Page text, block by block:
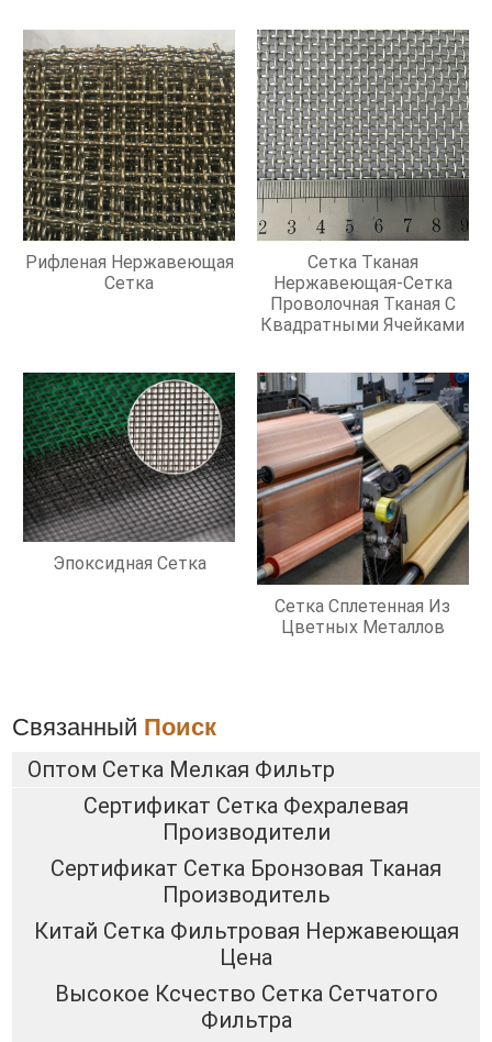
Рифленая Нержавеющая
Сетка
Сетка Тканая
Нержавеющая-Сетка
Проволочная Тканая С
Квадратными Ячейками
Эпоксидная Сетка
Сетка Сплетенная Из
Цветных Металлов
Связанный Поиск
Оптом Сетка Мелкая Фильтр
Сертификат Сетка Фехралевая
Производители
Сертификат Сетка Бронзовая Тканая
Производитель
Китай Сетка Фильтровая Нержавеющая
Цена
Высокое Ксчество Сетка Сетчатого
Фильтра